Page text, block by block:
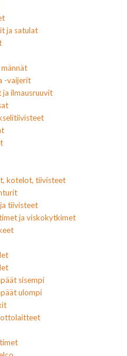
ja satulat
männät
-vaijerit
ja ilmausruuvit
kotelot, tiivisteet
tiivisteet
ja viskokytkimet
sisempi
ulompi